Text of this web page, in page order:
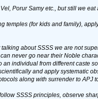
Porur Samy etc., but still we
temples (for kids and family),
about SSSS we are not
never go near their Noble
individual from different caste
and apply systematic
along with surrender to APJ
SSSS principles, observe